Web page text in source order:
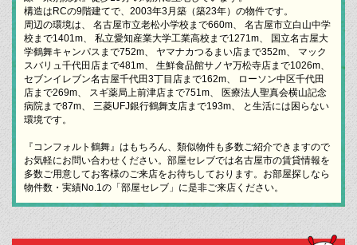
構造はRCの9階建てで、2003年3月築（築23年）の物件です。
周辺の環境は、 名古屋市立老松小学校まで660m、 名古屋市立白山中学
校まで1401m、 私立愛知産業大学工業高校まで1271m、 国立名古屋大
学鶴舞キャンパスまで752m、 ヤマナカつるまい店まで352m、 マック
スバリュ千代田店まで481m、 生鮮食品館サノヤ万松寺店まで1026m、
セブンイレブン名古屋千代田3丁目店まで162m、 ローソン中区千代田
店まで269m、 スギ薬局上前津店まで751m、 医療法人聖真会横山記念
病院まで87m、 三菱UFJ銀行鶴舞支店まで193m、 と生活には困らない
環境です。
『コンフォルト鶴舞』はもちろん、類似物件も多数ご紹介できますので
お気軽にお問い合わせください。部屋セレブでは名古屋市の賃貸情報を
多数ご用意してお客様のご来店をお待ちしております。お部屋探しなら
物件数・実績No.1の「部屋セレブ」に是非ご来店ください。